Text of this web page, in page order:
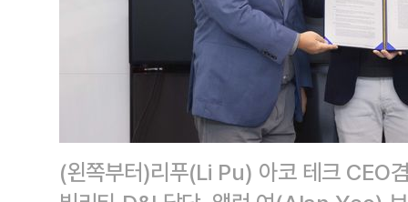
(왼쪽부터)리푸(Li Pu) 아코 테크 CEO